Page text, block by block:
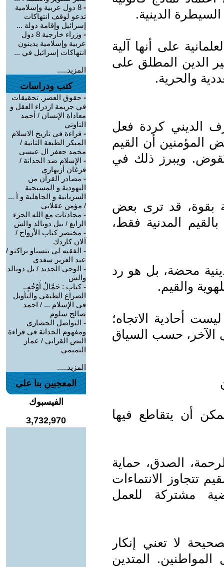
الدينية.
على أنها آلية
الدين المطلق على
والحرية.
الديني كردة فعل
المؤمنين أن القيم
تُقوض. ويبرز ذلك في
بقوة، قد ترى بعض
المدنية فقط،
محضة، بل هو رد
والقيم.
أحادية الاتجاه؛
حسب السياق
أن يتقاطع فيها
الصدق، حماية
تتجاوز الانتماءات
مشتركة للعمل
لا تعني إنكار
المتدين
-
8 دول عربية وإسلامية
تدعو لوقف انتهاكات
إسرائيل وإقامة دولة ...
-
وزراء خارجية 8 دول
عربية وإسلامية يدينون
انتهاكات إسرائيل في ...
المزيد.....
كتب ودراسات
- حقوق العصر. تحقيقات
في جريمة ازدراء العقل و
معاداة الإنسان / أحمد
التاوتي
- قراءة في تاريخ الاسلام
المبكر الطبعة الثانية /
محمد جعفر ال عيسى
- الإسلام ضد الحداثة /
فرغان أزيهاري
- مصادر القرآن من
اليهودية و المسيحية
السريانية و الجاهلية و أ ...
/ مؤمن عقلاني
- محادثات مع الله الجزء
الرابع / نيل دونالد والش
- مختصر كتاب الأرواح /
آلان كاردك
- الفقيه لي نتسناو براكتو /
عبد العزيز سعدي
- الوحي الجديد / يل دونالد
والش
-كتاب : حَمَّالُ أَوْجُهٍ..
الصراع الطبقي والتأويل
في الإسلام ... / احمد
صالح سلوم
- التواصل الحضاري
ومفهوم الحداثة في قراءة
النص القراني / عمار
التميمي
المزيد.....
المعجبين بنا على
الفيسبوك
3,732,970